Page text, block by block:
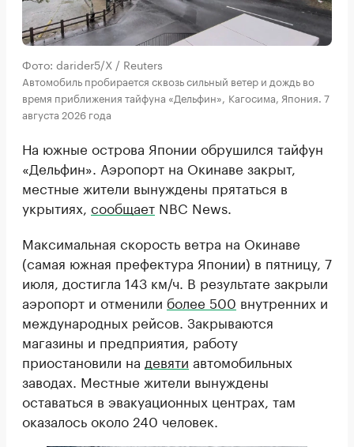
Фото: darider5/X / Reuters
Автомобиль пробирается сквозь сильный ветер и дождь во
время приближения тайфуна «Дельфин», Кагосима, Япония. 7
августа 2026 года
На южные острова Японии обрушился тайфун
«Дельфин». Аэропорт на Окинаве закрыт,
местные жители вынуждены прятаться в
укрытиях, сообщает NBC News.
Максимальная скорость ветра на Окинаве
(самая южная префектура Японии) в пятницу, 7
июля, достигла 143 км/ч. В результате закрыли
аэропорт и отменили более 500 внутренних и
международных рейсов. Закрываются
магазины и предприятия, работу
приостановили на девяти автомобильных
заводах. Местные жители вынуждены
оставаться в эвакуационных центрах, там
оказалось около 240 человек.